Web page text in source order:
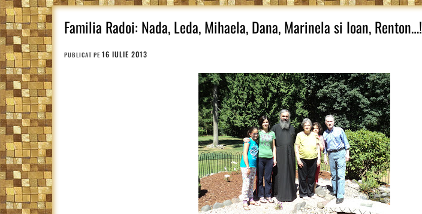
Familia Radoi: Nada, Leda, Mihaela, Dana, Marinela si Ioan, Renton…!
PUBLICAT PE 16 IULIE 2013